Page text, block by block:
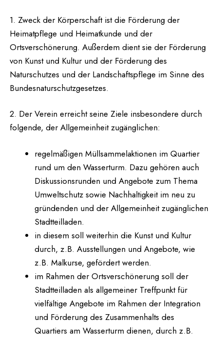
1. Zweck der Körperschaft ist die Förderung der
Heimatpflege und Heimatkunde und der
Ortsverschönerung. Außerdem dient sie der Förderung
von Kunst und Kultur und der Förderung des
Naturschutzes und der Landschaftspflege im Sinne des
Bundesnaturschutzgesetzes.
2. Der Verein erreicht seine Ziele insbesondere durch
folgende, der Allgemeinheit zugänglichen:
regelmäßigen Müllsammelaktionen im Quartier
rund um den Wasserturm. Dazu gehören auch
Diskussionsrunden und Angebote zum Thema
Umweltschutz sowie Nachhaltigkeit im neu zu
gründenden und der Allgemeinheit zugänglichen
Stadtteilladen.
in diesem soll weiterhin die Kunst und Kultur
durch, z.B. Ausstellungen und Angebote, wie
z.B. Malkurse, gefördert werden.
im Rahmen der Ortsverschönerung soll der
Stadtteilladen als allgemeiner Treffpunkt für
vielfältige Angebote im Rahmen der Integration
und Förderung des Zusammenhalts des
Quartiers am Wasserturm dienen, durch z.B.